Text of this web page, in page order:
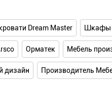
Dream Master Шкафы
Орматек Мебель
дизайн Производитель